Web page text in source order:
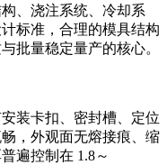
、浇注系统、冷却系
标准，合理的模具结构
批量稳定量产的核心。
装卡扣、密封槽、定位
，外观面无熔接痕、缩
遍控制在 1.8～